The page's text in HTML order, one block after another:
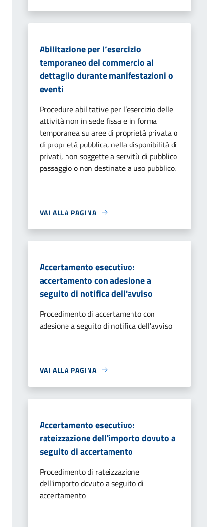
Abilitazione per l’esercizio
temporaneo del commercio al
dettaglio durante manifestazioni o
eventi
Procedure abilitative per l’esercizio delle
attività non in sede fissa e in forma
temporanea su aree di proprietà privata o
di proprietà pubblica, nella disponibilità di
privati, non soggette a servitù di pubblico
passaggio o non destinate a uso pubblico.
VAI ALLA PAGINA
Accertamento esecutivo:
accertamento con adesione a
seguito di notifica dell'avviso
Procedimento di accertamento con
adesione a seguito di notifica dell'avviso
VAI ALLA PAGINA
Accertamento esecutivo:
rateizzazione dell'importo dovuto a
seguito di accertamento
Procedimento di rateizzazione
dell'importo dovuto a seguito di
accertamento